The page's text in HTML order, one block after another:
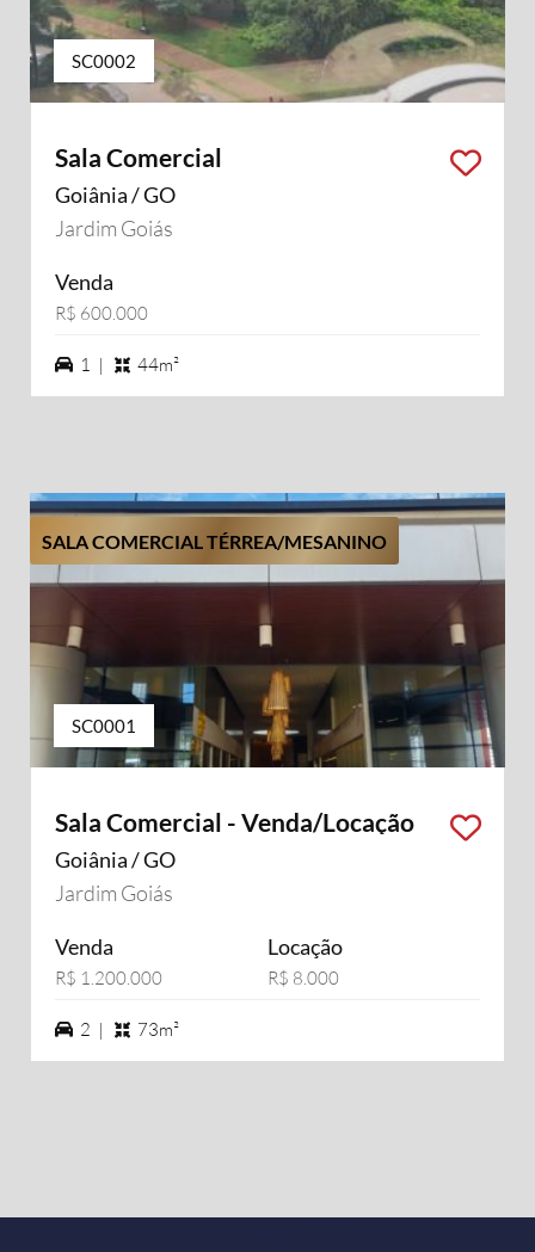
SC0002
Sala Comercial
Goiânia / GO
Jardim Goiás
Venda
R$ 600.000
1 vagas na garagem
1 | 44m²
SALA COMERCIAL TÉRREA/MESANINO
SC0001
Sala Comercial - Venda/Locação
Goiânia / GO
Jardim Goiás
Venda
R$ 1.200.000
Locação
R$ 8.000
2 vagas na garagem
2 | 73m²